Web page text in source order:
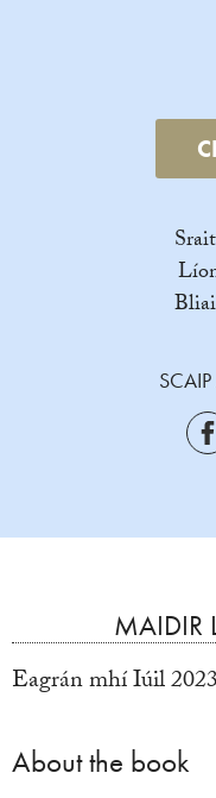
MAIDIR
Eagrán mhí Iúil
About the book